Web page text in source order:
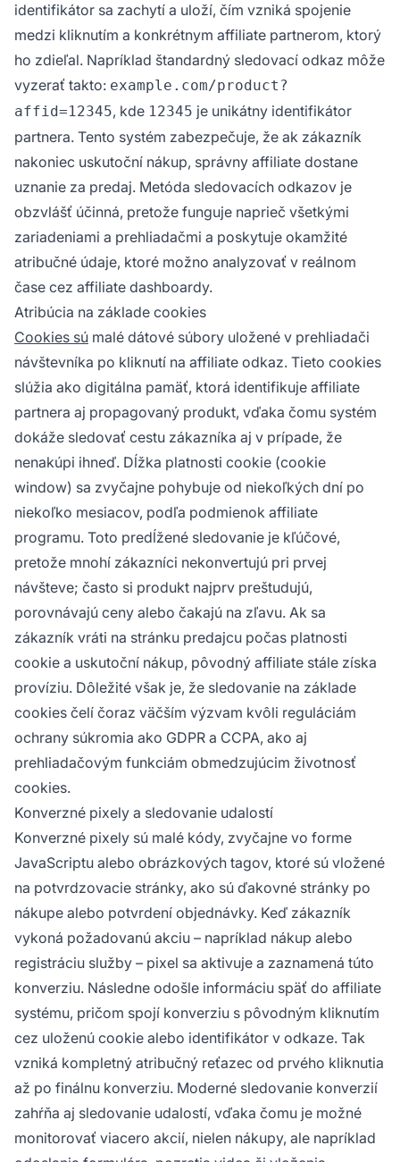
identifikátor sa zachytí a uloží, čím vzniká spojenie
medzi kliknutím a konkrétnym affiliate partnerom, ktorý
ho zdieľal. Napríklad štandardný sledovací odkaz môže
vyzerať takto: example.com/product?
affid=12345, kde 12345 je unikátny identifikátor
partnera. Tento systém zabezpečuje, že ak zákazník
nakoniec uskutoční nákup, správny affiliate dostane
uznanie za predaj. Metóda sledovacích odkazov je
obzvlášť účinná, pretože funguje naprieč všetkými
zariadeniami a prehliadačmi a poskytuje okamžité
atribučné údaje, ktoré možno analyzovať v reálnom
čase cez affiliate dashboardy.
Atribúcia na základe cookies
Cookies sú malé dátové súbory uložené v prehliadači
návštevníka po kliknutí na affiliate odkaz. Tieto cookies
slúžia ako digitálna pamäť, ktorá identifikuje affiliate
partnera aj propagovaný produkt, vďaka čomu systém
dokáže sledovať cestu zákazníka aj v prípade, že
nenakúpi ihneď. Dĺžka platnosti cookie (cookie
window) sa zvyčajne pohybuje od niekoľkých dní po
niekoľko mesiacov, podľa podmienok affiliate
programu. Toto predĺžené sledovanie je kľúčové,
pretože mnohí zákazníci nekonvertujú pri prvej
návšteve; často si produkt najprv preštudujú,
porovnávajú ceny alebo čakajú na zľavu. Ak sa
zákazník vráti na stránku predajcu počas platnosti
cookie a uskutoční nákup, pôvodný affiliate stále získa
províziu. Dôležité však je, že sledovanie na základe
cookies čelí čoraz väčším výzvam kvôli reguláciám
ochrany súkromia ako GDPR a CCPA, ako aj
prehliadačovým funkciám obmedzujúcim životnosť
cookies.
Konverzné pixely a sledovanie udalostí
Konverzné pixely sú malé kódy, zvyčajne vo forme
JavaScriptu alebo obrázkových tagov, ktoré sú vložené
na potvrdzovacie stránky, ako sú ďakovné stránky po
nákupe alebo potvrdení objednávky. Keď zákazník
vykoná požadovanú akciu – napríklad nákup alebo
registráciu služby – pixel sa aktivuje a zaznamená túto
konverziu. Následne odošle informáciu späť do affiliate
systému, pričom spojí konverziu s pôvodným kliknutím
cez uloženú cookie alebo identifikátor v odkaze. Tak
vzniká kompletný atribučný reťazec od prvého kliknutia
až po finálnu konverziu. Moderné sledovanie konverzií
zahŕňa aj sledovanie udalostí, vďaka čomu je možné
monitorovať viacero akcií, nielen nákupy, ale napríklad